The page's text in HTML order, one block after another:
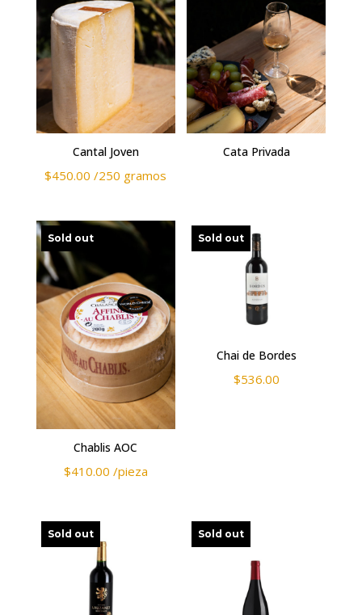
Cantal Joven
$450.00 /250 gramos
Cata Privada
Sold out
Chablis AOC
$410.00 /pieza
Sold out
Chai de Bordes
$536.00
Sold out Sold out